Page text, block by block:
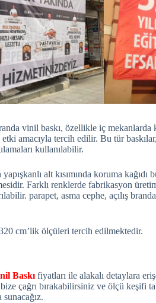
vinil baskı, özellikle iç mekanlarda
amacıyla tercih edilir. Bu tür
kullanılabilir.
alt kısımında koruma kağıdı
Farklı renklerde fabrikasyon
parapet, asma cephe, açılış
cm’lik ölçüleri tercih edilmektedir.
Baskı fiyatları ile alakalı detaylara
çağrı bırakabilirsiniz ve ölçü keşifi